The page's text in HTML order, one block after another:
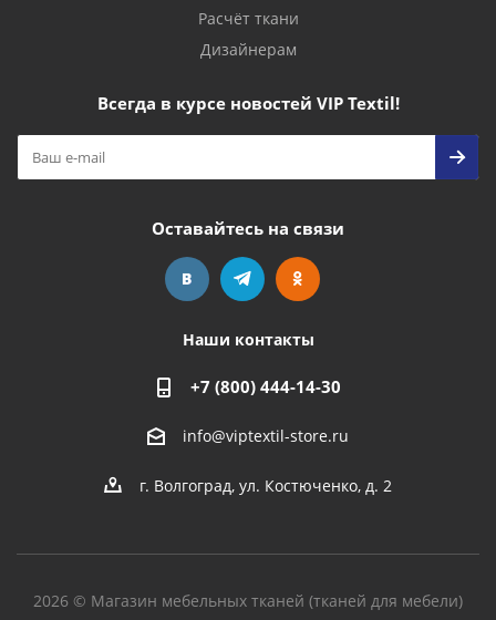
Расчёт ткани
Дизайнерам
Всегда в курсе новостей VIP Textil!
Оставайтесь на связи
Наши контакты
+7 (800) 444-14-30
info@viptextil-store.ru
г. Волгоград, ул. Костюченко, д. 2
2026 © Магазин мебельных тканей (тканей для мебели)